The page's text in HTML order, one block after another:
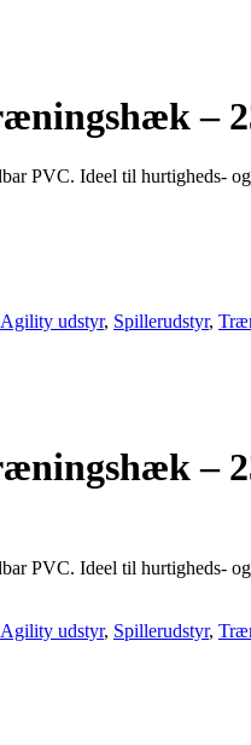
–
PVC. Ideel til hurtigheds-
Agility udstyr, Spillerudstyr,
–
PVC. Ideel til hurtigheds-
Agility udstyr, Spillerudstyr,